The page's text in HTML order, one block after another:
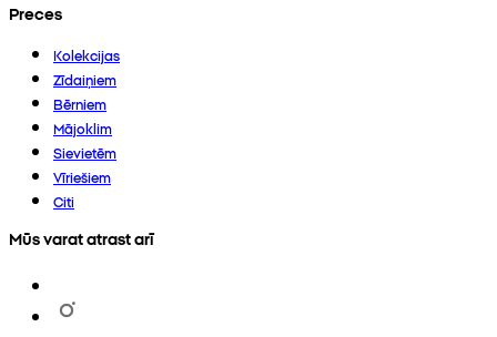
Preces
Kolekcijas
Zīdaiņiem
Bērniem
Mājoklim
Sievietēm
Vīriešiem
Citi
Mūs varat atrast arī